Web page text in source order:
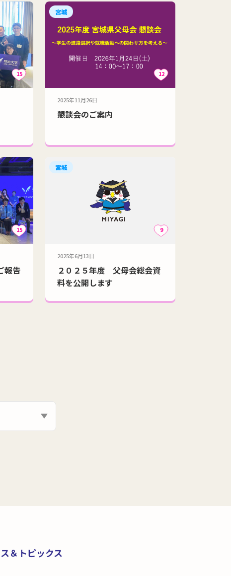
15
宮城
12
2025年11月26日
懇談会のご案内
15
報告
宮城
9
2025年6月13日
２０２５年度 父母会総会資
料を公開します
＆トピックス